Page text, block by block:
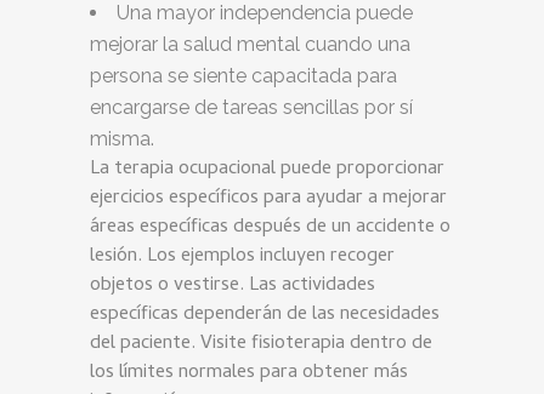
Una mayor independencia puede
mejorar la salud mental cuando una
persona se siente capacitada para
encargarse de tareas sencillas por sí
misma.
La terapia ocupacional puede proporcionar
ejercicios específicos para ayudar a mejorar
áreas específicas después de un accidente o
lesión. Los ejemplos incluyen recoger
objetos o vestirse. Las actividades
específicas dependerán de las necesidades
del paciente. Visite fisioterapia dentro de
los límites normales para obtener más